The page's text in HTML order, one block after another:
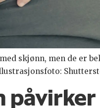
skjønn, men de er